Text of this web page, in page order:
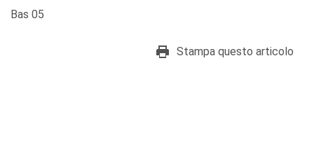
Bas 05
Stampa questo articolo